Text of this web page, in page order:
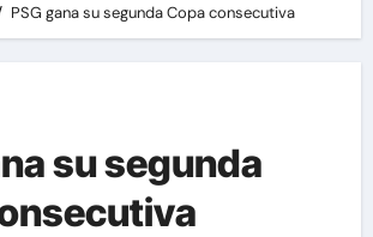
PSG gana su segunda Copa consecutiva
su segunda